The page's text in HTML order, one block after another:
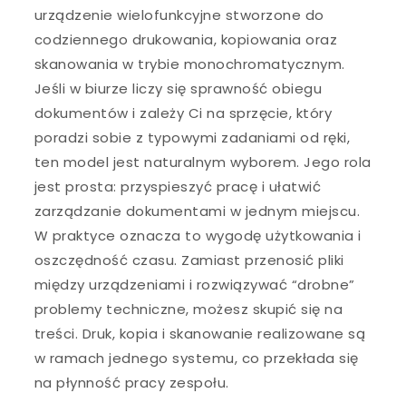
urządzenie wielofunkcyjne stworzone do
codziennego drukowania, kopiowania oraz
skanowania w trybie monochromatycznym.
Jeśli w biurze liczy się sprawność obiegu
dokumentów i zależy Ci na sprzęcie, który
poradzi sobie z typowymi zadaniami od ręki,
ten model jest naturalnym wyborem. Jego rola
jest prosta: przyspieszyć pracę i ułatwić
zarządzanie dokumentami w jednym miejscu.
W praktyce oznacza to wygodę użytkowania i
oszczędność czasu. Zamiast przenosić pliki
między urządzeniami i rozwiązywać “drobne”
problemy techniczne, możesz skupić się na
treści. Druk, kopia i skanowanie realizowane są
w ramach jednego systemu, co przekłada się
na płynność pracy zespołu.